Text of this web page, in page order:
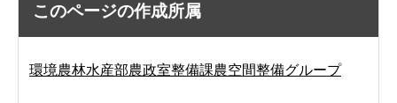
このページの作成所属
環境農林水産部農政室整備課農空間整備グループ